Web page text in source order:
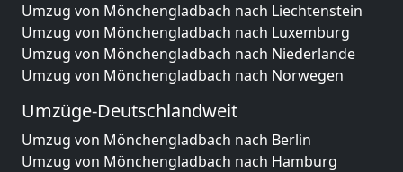
Umzug von Mönchengladbach nach Liechtenstein
Umzug von Mönchengladbach nach Luxemburg
Umzug von Mönchengladbach nach Niederlande
Umzug von Mönchengladbach nach Norwegen
Umzüge-Deutschlandweit
Umzug von Mönchengladbach nach Berlin
Umzug von Mönchengladbach nach Hamburg